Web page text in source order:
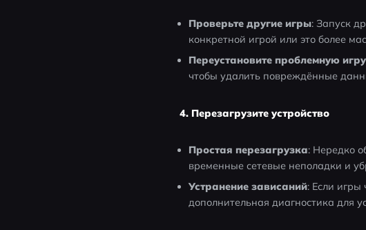
Проверьте другие игры: Запуск
конкретной игрой или это более
Переустановите проблемную
чтобы удалить повреждённые
4. Перезагрузите устройство
Простая перезагрузка: Нередко
временные сетевые неполадки и
Устранение зависаний: Если игры
дополнительная диагностика для